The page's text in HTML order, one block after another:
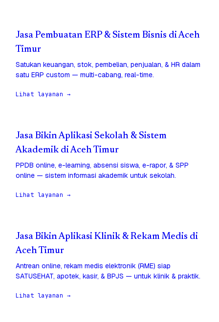
Jasa Pembuatan ERP & Sistem Bisnis di Aceh
Timur
Satukan keuangan, stok, pembelian, penjualan, & HR dalam
satu ERP custom — multi-cabang, real-time.
Lihat layanan →
Jasa Bikin Aplikasi Sekolah & Sistem
Akademik di Aceh Timur
PPDB online, e-learning, absensi siswa, e-rapor, & SPP
online — sistem informasi akademik untuk sekolah.
Lihat layanan →
Jasa Bikin Aplikasi Klinik & Rekam Medis di
Aceh Timur
Antrean online, rekam medis elektronik (RME) siap
SATUSEHAT, apotek, kasir, & BPJS — untuk klinik & praktik.
Lihat layanan →